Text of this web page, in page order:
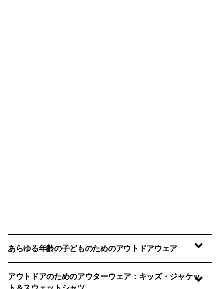
あらゆる年齢の子どものためのアウトドアウェア
アウトドアのためのアウターウェア：キッズ・ジャケッ